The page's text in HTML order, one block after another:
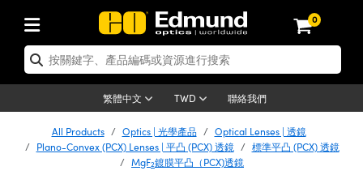
0
繁體中文 TWD 聯絡我們
| 光學產品
| 反射鏡
Diffusers | 窗鏡或擴散片
Optics | 雷射光學
| 雷射透鏡
| 光機組件
System | 光學籠式系統
Mounts | 台式光學安裝座
| 顯微鏡
| Mitutoyo 物鏡
| Olympus 物鏡
| 雷射
and Electronics | 雷射量
Lenses | 成像鏡頭
Lenses | 定焦鏡頭
| 遠心鏡頭
(S-Mount Lenses) | M12 鏡頭 (S 接
| 相機
Cameras | Gigabit乙太網相
and Illumination | 照明
Lighting | 機器視覺光源
|顯微鏡照明
Lighting | 寬譜光源
Targets | 測試板
Targets | 解析度測試板
Targets | 畸變測試版
& Stage Micrometers | 圖像分
and Detection | 測試與監測
| 光學度量
Solutions | 機器視覺方案
and Production | 實驗室和生產
| 清潔用品
Handling Tools | 零件夾持用品
用選購
By Brand
Products | 新品專區
| 清倉品
| 清倉光學產品
| 清倉光機組件
Products | 重新認證產品
| 重新認證光學產品
| 重新認證光機組
All Products Optics | 光學產品
Optical Lenses | 透鏡
Plano-Convex (PCX) Lenses | 平凸 (PCX) 透鏡
標準平凸 (PCX) 透鏡
MgF2鍍膜平凸（PCX)透鏡